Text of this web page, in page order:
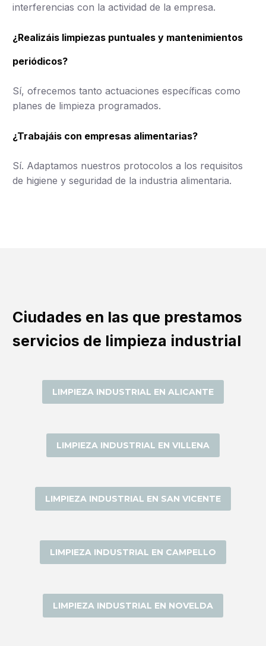
interferencias con la actividad de la empresa.
¿Realizáis limpiezas puntuales y mantenimientos
periódicos?
Sí, ofrecemos tanto actuaciones específicas como
planes de limpieza programados.
¿Trabajáis con empresas alimentarias?
Sí. Adaptamos nuestros protocolos a los requisitos
de higiene y seguridad de la industria alimentaria.
Ciudades en las que prestamos
servicios de limpieza industrial
LIMPIEZA INDUSTRIAL EN ALICANTE
LIMPIEZA INDUSTRIAL EN VILLENA
LIMPIEZA INDUSTRIAL EN SAN VICENTE
LIMPIEZA INDUSTRIAL EN CAMPELLO
LIMPIEZA INDUSTRIAL EN NOVELDA